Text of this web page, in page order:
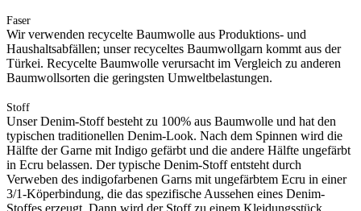
Faser
Wir verwenden recycelte Baumwolle aus Produktions- und
Haushaltsabfällen; unser recyceltes Baumwollgarn kommt aus der
Türkei. Recycelte Baumwolle verursacht im Vergleich zu anderen
Baumwollsorten die geringsten Umweltbelastungen.
Stoff
Unser Denim-Stoff besteht zu 100% aus Baumwolle und hat den
typischen traditionellen Denim-Look. Nach dem Spinnen wird die
Hälfte der Garne mit Indigo gefärbt und die andere Hälfte ungefärbt
in Ecru belassen. Der typische Denim-Stoff entsteht durch
Verweben des indigofarbenen Garns mit ungefärbtem Ecru in einer
3/1-Köperbindung, die das spezifische Aussehen eines Denim-
Stoffes erzeugt. Dann wird der Stoff zu einem Kleidungsstück